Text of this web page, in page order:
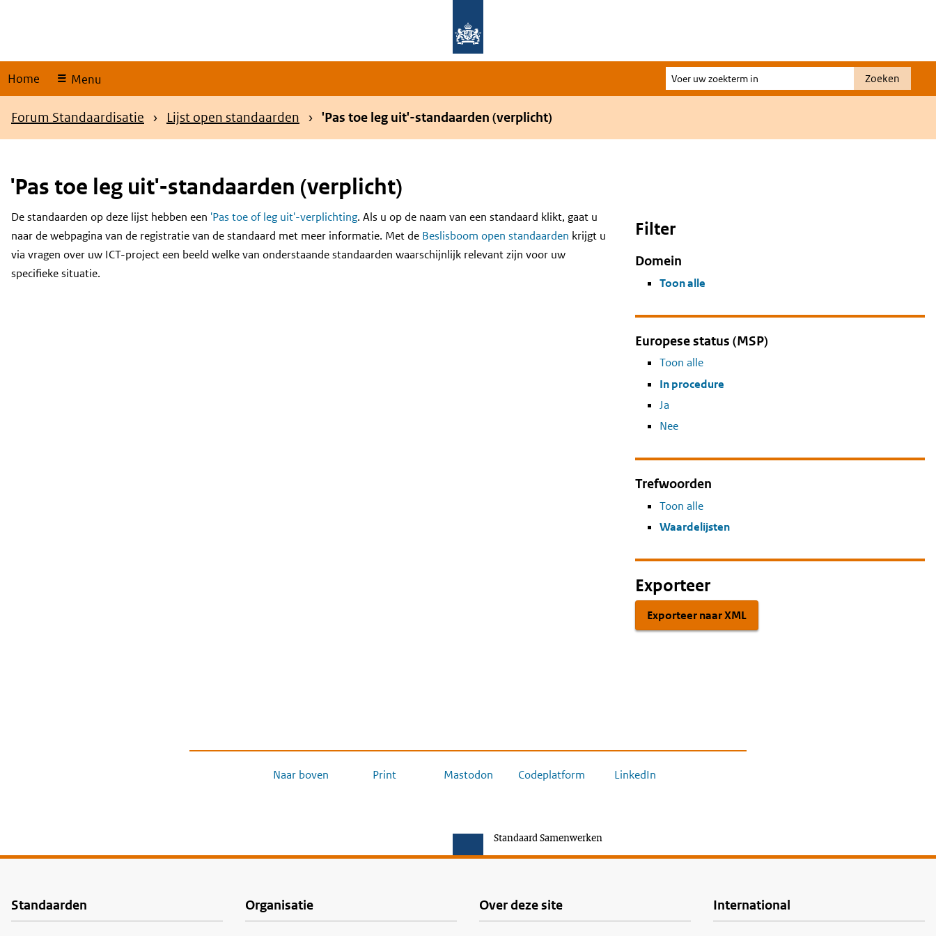
Home Menu
Voer
uw
Zoeken
Kruimelpad
Forum Standaardisatie Lijst open standaarden 'Pas toe leg uit'-standaarden (verplicht)
'Pas toe leg uit'-standaarden (verplicht)
Content
De standaarden op deze lijst hebben een 'Pas toe of leg uit'-verplichting. Als u op de naam van een standaard klikt, gaat u
naar de webpagina van de registratie van de standaard met meer informatie. Met de Beslisboom open standaarden krijgt u
via vragen over uw ICT-project een beeld welke van onderstaande standaarden waarschijnlijk relevant zijn voor uw
specifieke situatie.
Filter
Domein
Toon alle
Europese status (MSP)
Toon alle
In procedure
Ja
Nee
Trefwoorden
Toon alle
Waardelijsten
Exporteer
Exporteer naar XML
Naar boven Print Mastodon Codeplatform LinkedIn
Standaard Samenwerken
Voet
Standaarden Organisatie Over deze site International